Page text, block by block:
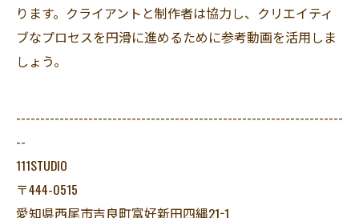
ります。クライアントと制作者は協力し、クリエイティ
ブなプロセスを円滑に進めるために参考動画を活用しま
しょう。
--------------------------------------------------------------------
--
111STUDIO
〒444-0515
愛知県西尾市吉良町富好新田四縄21−1